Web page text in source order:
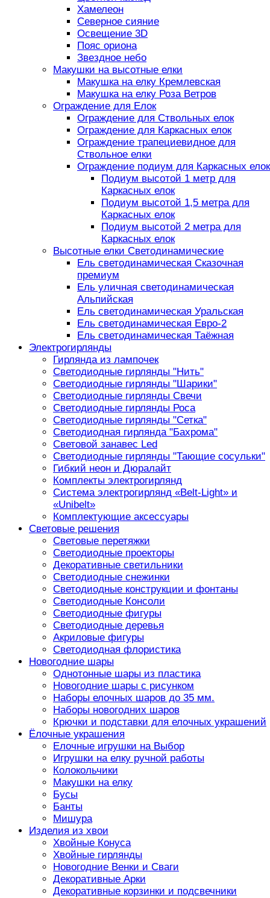
Хамелеон
Северное сияние
Освещение 3D
Пояс ориона
Звездное небо
Макушки на высотные елки
Макушка на елку Кремлевская
Макушка на елку Роза Ветров
Ограждение для Елок
Ограждение для Ствольных елок
Ограждение для Каркасных елок
Ограждение трапециевидное для
Ствольное елки
Ограждение подиум для Каркасных елок
Подиум высотой 1 метр для
Каркасных елок
Подиум высотой 1,5 метра для
Каркасных елок
Подиум высотой 2 метра для
Каркасных елок
Высотные елки Светодинамические
Ель светодинамическая Сказочная
премиум
Ель уличная светодинамическая
Альпийская
Ель светодинамическая Уральская
Ель светодинамическая Евро-2
Ель светодинамическая Таёжная
Электрогирлянды
Гирлянда из лампочек
Светодиодные гирлянды "Нить"
Светодиодные гирлянды "Шарики"
Светодиодные гирлянды Свечи
Светодиодные гирлянды Роса
Светодиодные гирлянды "Сетка"
Светодиодная гирлянда "Бахрома"
Световой занавес Led
Светодиодные гирлянды "Тающие сосульки"
Гибкий неон и Дюралайт
Комплекты электрогирлянд
Система электрогирлянд «Belt-Light» и
«Unibelt»
Комплектующие аксессуары
Световые решения
Световые перетяжки
Светодиодные проекторы
Декоративные светильники
Светодиодные снежинки
Светодиодные конструкции и фонтаны
Светодиодные Консоли
Светодиодные фигуры
Светодиодные деревья
Акриловые фигуры
Светодиодная флористика
Новогодние шары
Однотонные шары из пластика
Новогодние шары с рисунком
Наборы елочных шаров до 35 мм.
Наборы новогодних шаров
Крючки и подставки для елочных украшений
Ёлочные украшения
Елочные игрушки на Выбор
Игрушки на елку ручной работы
Колокольчики
Макушки на елку
Бусы
Банты
Мишура
Изделия из хвои
Хвойные Конуса
Хвойные гирлянды
Новогодние Венки и Сваги
Декоративные Арки
Декоративные корзинки и подсвечники